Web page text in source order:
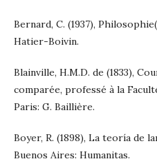
Bernard, C. (1937),
Hatier-Boivin.
Blainville, H.M.D. de (1833),
comparée, professé à la
Paris: G. Baillière.
Boyer, R. (1898), La teoría de
Buenos Aires: Humanitas.